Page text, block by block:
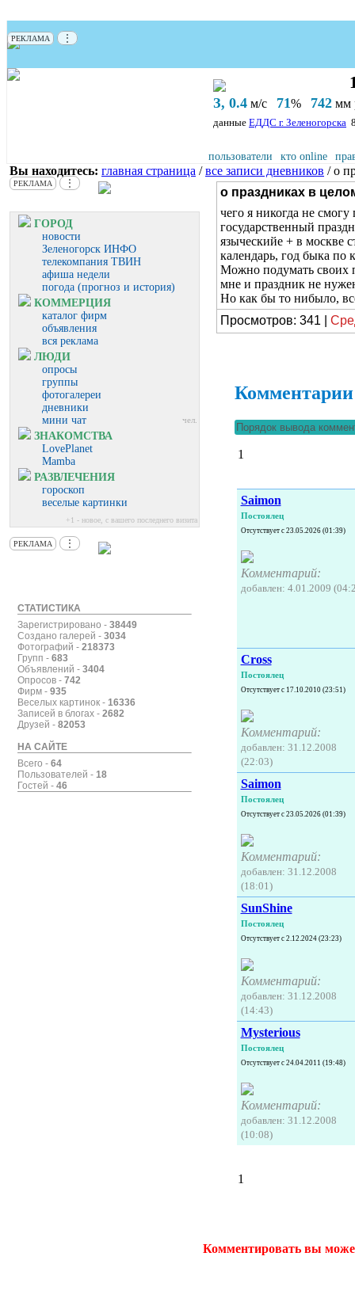
РЕКЛАМА ⋮
З, 0.4 м/с 71% 742 мм
данные ЕДДС г. Зеленогорска
пользователи кто online
Вы находитесь: главная страница /все записи дневников / о
РЕКЛАМА ⋮
ГОРОД
новости
Зеленогорск ИНФО
телекомпания ТВИН
афиша недели
погода (прогноз и история)
КОММЕРЦИЯ
каталог фирм
объявления
вся реклама
ЛЮДИ
опросы
группы
фотогалереи
дневники
мини чат
чел.
ЗНАКОМСТВА
LovePlanet
Mamba
РАЗВЛЕЧЕНИЯ
гороскоп
веселые картинки
+1 - новое, с вашего последнего визита
РЕКЛАМА ⋮
СТАТИСТИКА
Зарегистрировано - 38449
Создано галерей - 3034
Фотографий - 218373
Групп - 683
Объявлений - 3404
Опросов - 742
Фирм - 935
Веселых картинок - 16336
Записей в блогах - 2682
Друзей - 82053
НА САЙТЕ
Всего - 64
Пользователей - 18
Гостей - 46
о праздниках в
чего я никогда не
государственный
языческийе + в москве
календарь, год быка по
Можно подумать своих
мне и праздник не
Но как бы то нибыло,
Просмотров: 341 |
Комментарии
1
Saimon
Постоялец
Отсутствует с 23.05.2026 (01:39)
Комментарий:
добавлен: 4.01.2009
Cross
Постоялец
Отсутствует с 17.10.2010 (23:51)
Комментарий:
добавлен: 31.12.2008
(22:03)
Saimon
Постоялец
Отсутствует с 23.05.2026 (01:39)
Комментарий:
добавлен: 31.12.2008
(18:01)
SunShine
Постоялец
Отсутствует с 2.12.2024 (23:23)
Комментарий:
добавлен: 31.12.2008
(14:43)
Mysterious
Постоялец
Отсутствует с 24.04.2011 (19:48)
Комментарий:
добавлен: 31.12.2008
(10:08)
1
Комментировать вы